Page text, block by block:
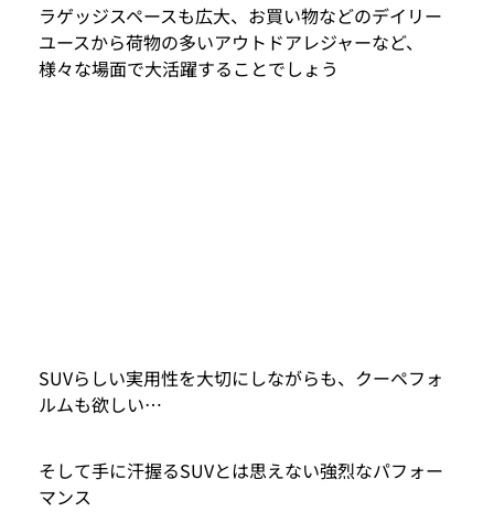
ラゲッジスペースも広大、お買い物などのデイリー
ユースから荷物の多いアウトドアレジャーなど、
様々な場面で大活躍することでしょう
SUVらしい実用性を大切にしながらも、クーペフォ
ルムも欲しい…
そして手に汗握るSUVとは思えない強烈なパフォー
マンス